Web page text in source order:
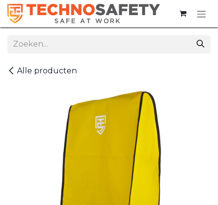
Overslaan naar inhoud
Alle producten